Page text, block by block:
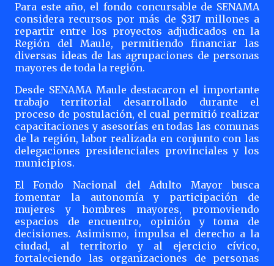
Para este año, el fondo concursable de SENAMA
considera recursos por más de $317 millones a
repartir entre los proyectos adjudicados en la
Región del Maule, permitiendo financiar las
diversas ideas de las agrupaciones de personas
mayores de toda la región.
Desde SENAMA Maule destacaron el importante
trabajo territorial desarrollado durante el
proceso de postulación, el cual permitió realizar
capacitaciones y asesorías en todas las comunas
de la región, labor realizada en conjunto con las
delegaciones presidenciales provinciales y los
municipios.
El Fondo Nacional del Adulto Mayor busca
fomentar la autonomía y participación de
mujeres y hombres mayores, promoviendo
espacios de encuentro, opinión y toma de
decisiones. Asimismo, impulsa el derecho a la
ciudad, al territorio y al ejercicio cívico,
fortaleciendo las organizaciones de personas